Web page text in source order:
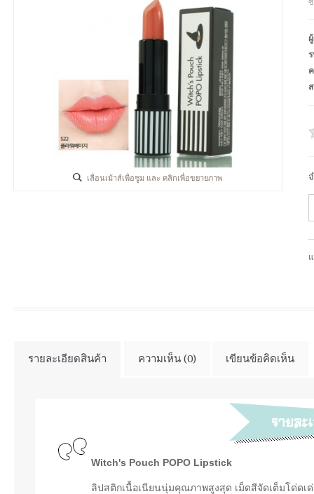
เลื่อนเม้าส์เพื่อซูม และ คลิกเพื่อขยายภาพ
รายละเอียดสินค้า ความเห็น (0) เขียนข้อคิดเห็น
Witch's Pouch POPO Lipstick
ลิปสติกเนื้อเนียนนุ่มคุณภาพสูงสุด เม็ดสีจัดเต็มโด่ด